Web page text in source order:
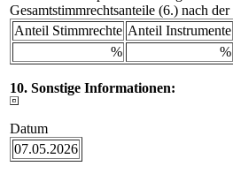
Gesamtstimmrechtsanteile (6.) nach
Anteil Stimmrechte Anteil Instrumente
%
%
10. Sonstige Informationen:
Datum
07.05.2026